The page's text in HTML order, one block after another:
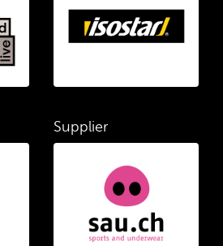
Supplier